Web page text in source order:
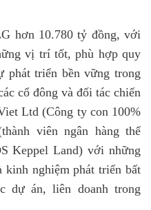
hơn 10.780 tỷ đồng, với
vị trí tốt, phù hợp quy
phát triển bền vững trong
cổ đông và đối tác chiến
Ltd (Công ty con 100%
viên ngân hàng thế
Keppel Land) với những
nghiệm phát triển bất
dự án, liên doanh trong